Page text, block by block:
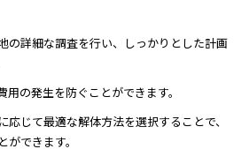
の詳細な調査を行い、しっかりとした計画
の発生を防ぐことができます。
応じて最適な解体方法を選択することで、
できます。